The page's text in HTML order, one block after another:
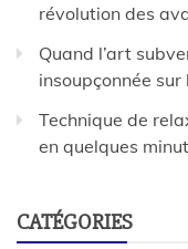
révolution des
Quand l’art
insoupçonnée
Technique de
en quelques
CATÉGORIES